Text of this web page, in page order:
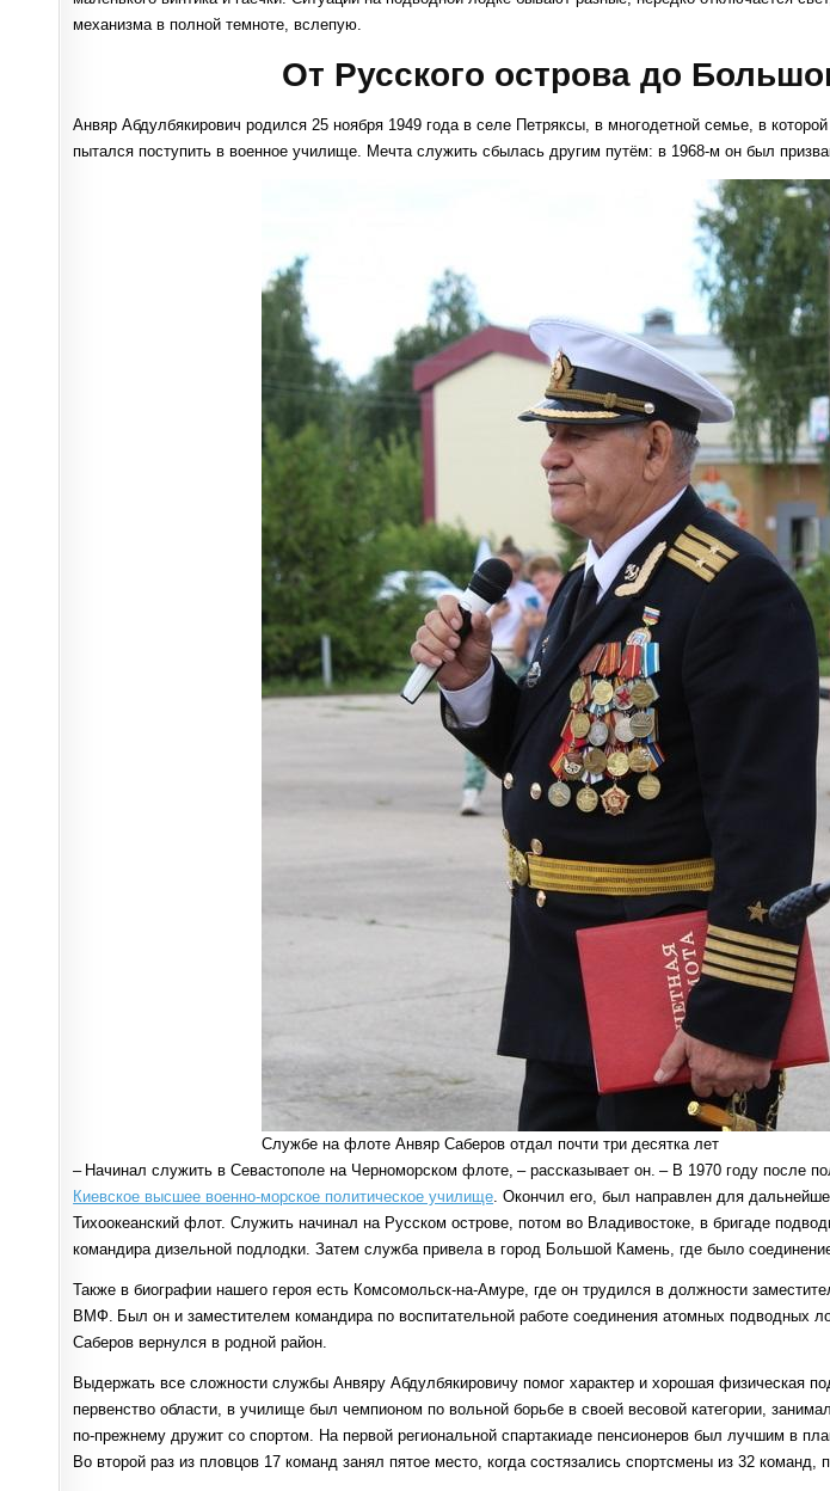
механизма в полной темноте, вслепую.
От Русского острова до
Анвяр Абдулбякирович родился 25 ноября 1949 года в селе Петряксы, в многодетной семье, в
пытался поступить в военное училище. Мечта служить сбылась другим путём: в 1968‑м он был
Службе на флоте Анвяр Саберов отдал почти три десятка лет
– Начинал служить в Севастополе на Черноморском флоте, – рассказывает он. – В 1970 году после
Киевское высшее военно-морское политическое училище . Окончил его, был направлен для
Тихоокеанский флот. Служить начинал на Русском острове, потом во Владивостоке, в бригаде
командира дизельной подлодки. Затем служба привела в город Большой Камень, где было
Также в биографии нашего героя есть Комсомольск-на-Амуре, где он трудился в должности
ВМФ. Был он и заместителем командира по воспитательной работе соединения атомных подводных
Саберов вернулся в родной район.
Выдержать все сложности службы Анвяру Абдулбякировичу помог характер и хорошая физическая
первенство области, в училище был чемпионом по вольной борьбе в своей весовой категории,
по-прежнему дружит со спортом. На первой региональной спартакиаде пенсионеров был лучшим в
Во второй раз из пловцов 17 команд занял пятое место, когда состязались спортсмены из 32 команд,